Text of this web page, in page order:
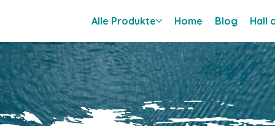
Alle Produkte Home Blog Hall